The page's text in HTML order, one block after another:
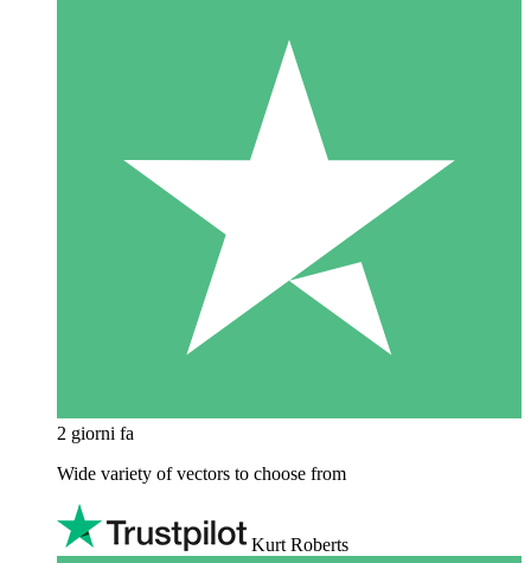
2 giorni fa
Wide variety of vectors to choose from
Kurt Roberts